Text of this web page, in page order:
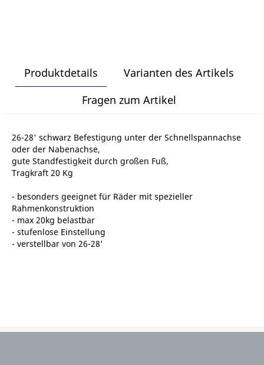
Produktdetails
Varianten des Artikels
Fragen zum Artikel
26-28' schwarz Befestigung unter der Schnellspannachse
oder der Nabenachse,
gute Standfestigkeit durch großen Fuß,
Tragkraft 20 Kg
- besonders geeignet für Räder mit spezieller
Rahmenkonstruktion
- max 20kg belastbar
- stufenlose Einstellung
- verstellbar von 26-28'